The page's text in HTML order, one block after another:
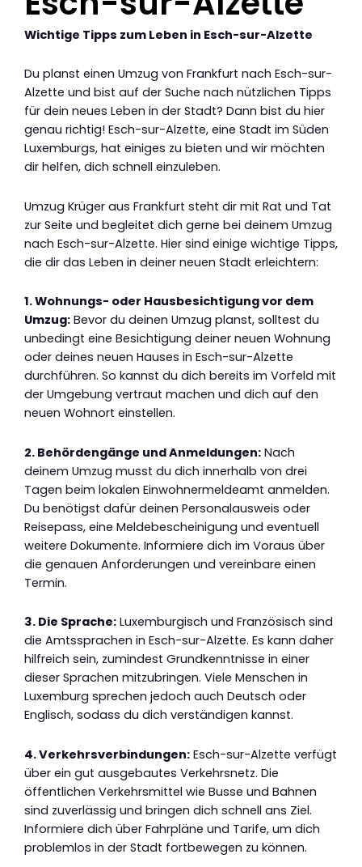
Wichtige Tipps zum Leben in Esch-sur-Alzette
Du planst einen Umzug von Frankfurt nach Esch-sur-
Alzette und bist auf der Suche nach nützlichen Tipps
für dein neues Leben in der Stadt? Dann bist du hier
genau richtig! Esch-sur-Alzette, eine Stadt im Süden
Luxemburgs, hat einiges zu bieten und wir möchten
dir helfen, dich schnell einzuleben.
Umzug Krüger aus Frankfurt steht dir mit Rat und Tat
zur Seite und begleitet dich gerne bei deinem Umzug
nach Esch-sur-Alzette. Hier sind einige wichtige Tipps,
die dir das Leben in deiner neuen Stadt erleichtern:
1. Wohnungs- oder Hausbesichtigung vor dem
Umzug: Bevor du deinen Umzug planst, solltest du
unbedingt eine Besichtigung deiner neuen Wohnung
oder deines neuen Hauses in Esch-sur-Alzette
durchführen. So kannst du dich bereits im Vorfeld mit
der Umgebung vertraut machen und dich auf den
neuen Wohnort einstellen.
2. Behördengänge und Anmeldungen: Nach
deinem Umzug musst du dich innerhalb von drei
Tagen beim lokalen Einwohnermeldeamt anmelden.
Du benötigst dafür deinen Personalausweis oder
Reisepass, eine Meldebescheinigung und eventuell
weitere Dokumente. Informiere dich im Voraus über
die genauen Anforderungen und vereinbare einen
Termin.
3. Die Sprache: Luxemburgisch und Französisch sind
die Amtssprachen in Esch-sur-Alzette. Es kann daher
hilfreich sein, zumindest Grundkenntnisse in einer
dieser Sprachen mitzubringen. Viele Menschen in
Luxemburg sprechen jedoch auch Deutsch oder
Englisch, sodass du dich verständigen kannst.
4. Verkehrsverbindungen: Esch-sur-Alzette verfügt
über ein gut ausgebautes Verkehrsnetz. Die
öffentlichen Verkehrsmittel wie Busse und Bahnen
sind zuverlässig und bringen dich schnell ans Ziel.
Informiere dich über Fahrpläne und Tarife, um dich
problemlos in der Stadt fortbewegen zu können.